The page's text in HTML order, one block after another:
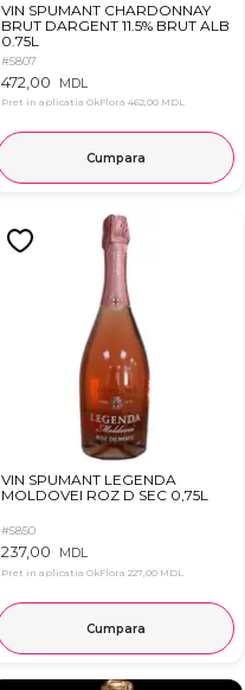
VIN SPUMANT CHARDONNAY
BRUT DARGENT 11.5% BRUT ALB
0.75L
#5807
472,00 MDL
Pret in aplicatia OkFlora 462,00 MDL
Cumpara
VIN SPUMANT LEGENDA
MOLDOVEI ROZ D SEC 0,75L
#5850
237,00 MDL
Pret in aplicatia OkFlora 227,00 MDL
Cumpara